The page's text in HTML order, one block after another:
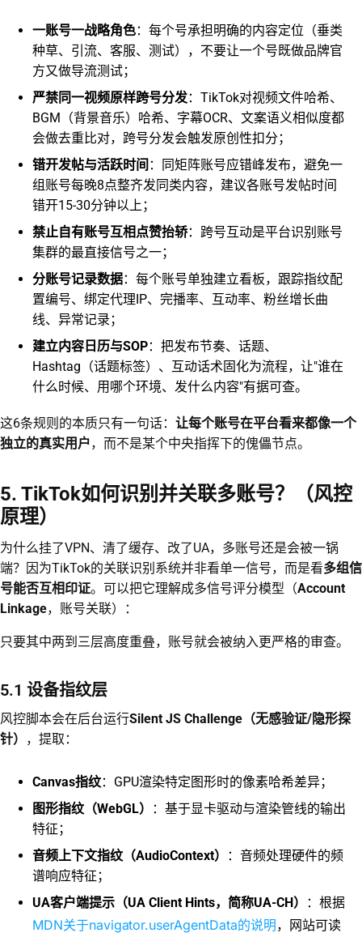
一账号一战略角色：每个号承担明确的内容定位（垂类
种草、引流、客服、测试），不要让一个号既做品牌官
方又做导流测试；
严禁同一视频原样跨号分发：TikTok对视频文件哈希、
BGM（背景音乐）哈希、字幕OCR、文案语义相似度都
会做去重比对，跨号分发会触发原创性扣分；
错开发帖与活跃时间 ：同矩阵账号应错峰发布，避免一
组账号每晚8点整齐发同类内容，建议各账号发帖时间
错开15-30分钟以上；
禁止自有账号互相点赞抬轿：跨号互动是平台识别账号
集群的最直接信号之一；
分账号记录数据：每个账号单独建立看板，跟踪指纹配
置编号、绑定代理IP、完播率、互动率、粉丝增长曲
线、异常记录；
建立内容日历与SOP：把发布节奏、话题、
Hashtag（话题标签）、互动话术固化为流程，让"谁在
什么时候、用哪个环境、发什么内容"有据可查。
这6条规则的本质只有一句话： 让每个账号在平台看来都像一个
独立的真实用户，而不是某个中央指挥下的傀儡节点。
5. TikTok如何识别并关联多账号？（风控
原理）
为什么挂了VPN、清了缓存、改了UA，多账号还是会被一锅
端？因为TikTok的关联识别系统并非看单一信号，而是看多组信
号能否互相印证。可以把它理解成多信号评分模型（Account
Linkage，账号关联）：
只要其中两到三层高度重叠，账号就会被纳入更严格的审查。
5.1 设备指纹层
风控脚本会在后台运行Silent JS Challenge（无感验证/隐形探
针）
，提取：
Canvas指纹：GPU渲染特定图形时的像素哈希差异；
图形指纹（WebGL）
：基于显卡驱动与渲染管线的输出
特征；
音频上下文指纹（AudioContext）
：音频处理硬件的频
谱响应特征；
UA客户端提示（UA Client Hints，简称UA-CH）
：根据
MDN关于navigator.userAgentData的说明 ，网站可读